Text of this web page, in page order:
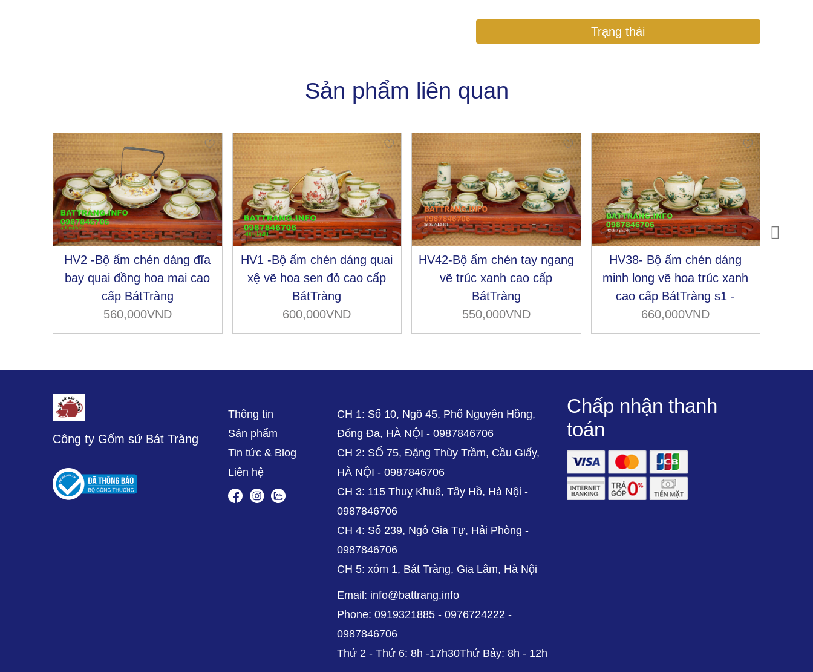
Trạng thái
Sản phẩm liên quan
HV2 -Bộ ấm chén dáng đĩa
bay quai đồng hoa mai cao
cấp BátTràng
560,000VND
HV1 -Bộ ấm chén dáng quai
xệ vẽ hoa sen đỏ cao cấp
BátTràng
600,000VND
HV42-Bộ ấm chén tay ngang
vẽ trúc xanh cao cấp
BátTràng
550,000VND
HV38- Bộ ấm chén dáng
minh long vẽ hoa trúc xanh
cao cấp BátTràng s1 -
660,000VND
Công ty Gốm sứ Bát Tràng
Thông tin
Sản phẩm
Tin tức & Blog
Liên hệ
CH 1: Số 10, Ngõ 45, Phố Nguyên Hồng,
Đống Đa, HÀ NỘI - 0987846706
CH 2: SỐ 75, Đặng Thùy Trầm, Cầu Giấy,
HÀ NỘI - 0987846706
CH 3: 115 Thuỵ Khuê, Tây Hồ, Hà Nội -
0987846706
CH 4: Số 239, Ngô Gia Tự, Hải Phòng -
0987846706
CH 5: xóm 1, Bát Tràng, Gia Lâm, Hà Nội
Email: info@battrang.info
Phone: 0919321885 - 0976724222 -
0987846706
Thứ 2 - Thứ 6: 8h -17h30Thứ Bảy: 8h - 12h
Chấp nhận thanh
toán